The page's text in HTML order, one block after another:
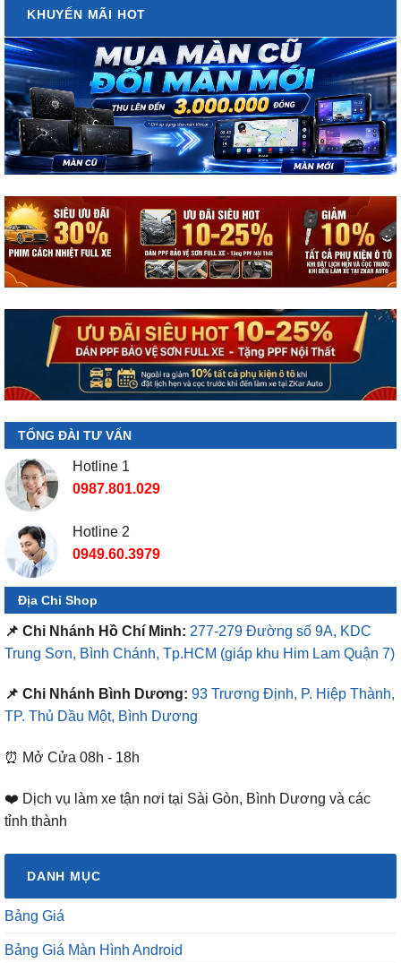
KHUYẾN MÃI HOT
TỔNG ĐÀI TƯ VẤN
Hotline 1
0987.801.029
Hotline 2
0949.60.3979
Địa Chỉ Shop
📌 Chi Nhánh Hồ Chí Minh: 277-279 Đường số 9A, KDC
Trung Sơn, Bình Chánh, Tp.HCM (giáp khu Him Lam Quận 7)
📌 Chi Nhánh Bình Dương: 93 Trương Định, P. Hiệp Thành,
TP. Thủ Dầu Một, Bình Dương
⏰ Mở Cửa 08h - 18h
❤️ Dịch vụ làm xe tận nơi tại Sài Gòn, Bình Dương và các
tỉnh thành
DANH MỤC
Bảng Giá
Bảng Giá Màn Hình Android